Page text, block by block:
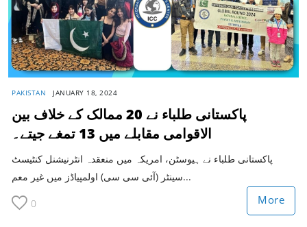
PAKISTAN JANUARY 18, 2024
پاکستانی طلباء نے 20 ممالک کے خلاف بین
الاقوامی مقابلے میں 13 تمغے جیتے۔
پاکستانی طلباء نے ہیوسٹن، امریکہ میں منعقدہ انٹرنیشنل کنٹیسٹ
سینٹر (آئی سی سی) اولمپیاڈز میں غیر معم...
0 More